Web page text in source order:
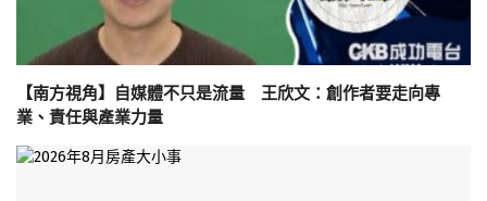
【南方視角】自媒體不只是流量 王欣文：創作者要走向專
業、責任與產業力量